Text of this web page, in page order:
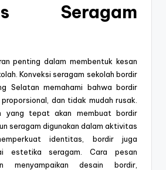
Seragam
penting dalam membentuk kesan
Konveksi seragam sekolah bordir
Selatan memahami bahwa bordir
dan tidak mudah rusak.
yang tepat akan membuat bordir
seragam digunakan dalam aktivitas
identitas, bordir juga
estetika seragam. Cara pesan
menyampaikan desain bordir,